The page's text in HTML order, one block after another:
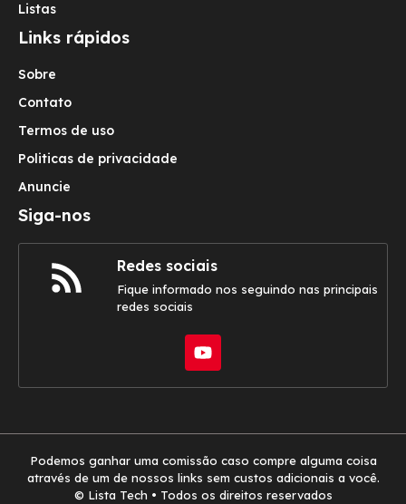
Listas
Links rápidos
Sobre
Contato
Termos de uso
Politicas de privacidade
Anuncie
Siga-nos
Redes sociais
Fique informado nos seguindo nas principais
redes sociais
Podemos ganhar uma comissão caso compre alguma coisa
através de um de nossos links sem custos adicionais a você.
© Lista Tech • Todos os direitos reservados